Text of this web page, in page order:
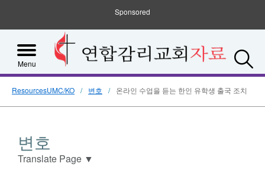
Sponsored
Menu
ResourcesUMC/KO 변호 온라인 수업을 듣는 한인 유학생 출국 조치
변호
Translate Page ▼